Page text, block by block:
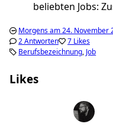
Morgens am 24. November
2 Antworten
7 Likes
Berufsbezeichnung Job
Likes